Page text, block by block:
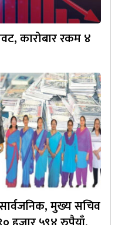
कारोबार रकम ४
मुख्य सचिव